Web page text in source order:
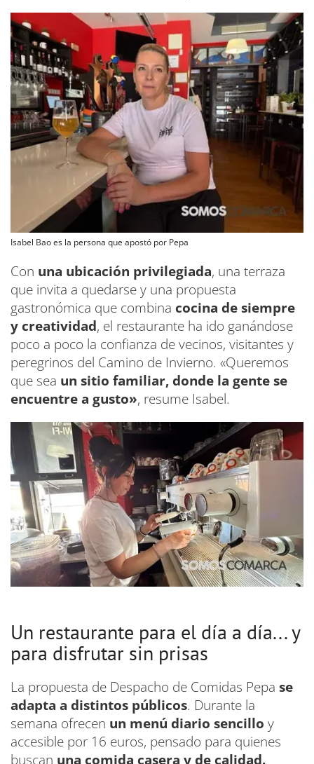
Isabel Bao es la persona que apostó por Pepa
Con una ubicación privilegiada, una terraza
que invita a quedarse y una propuesta
gastronómica que combina cocina de siempre
y creatividad, el restaurante ha ido ganándose
poco a poco la confianza de vecinos, visitantes y
peregrinos del Camino de Invierno. «Queremos
que sea un sitio familiar, donde la gente se
encuentre a gusto», resume Isabel.
Un restaurante para el día a día... y
para disfrutar sin prisas
La propuesta de Despacho de Comidas Pepa se
adapta a distintos públicos. Durante la
semana ofrecen un menú diario sencillo y
accesible por 16 euros, pensado para quienes
buscan una comida casera y de calidad.